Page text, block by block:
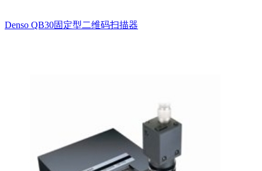
Denso QB30固定型二维码扫描器